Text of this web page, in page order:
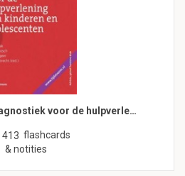
voor de hulpverle…
flashcards
& notities